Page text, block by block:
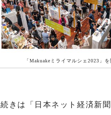
「Makuakeミライマルシェ2023」を
続きは「日本ネット経済新